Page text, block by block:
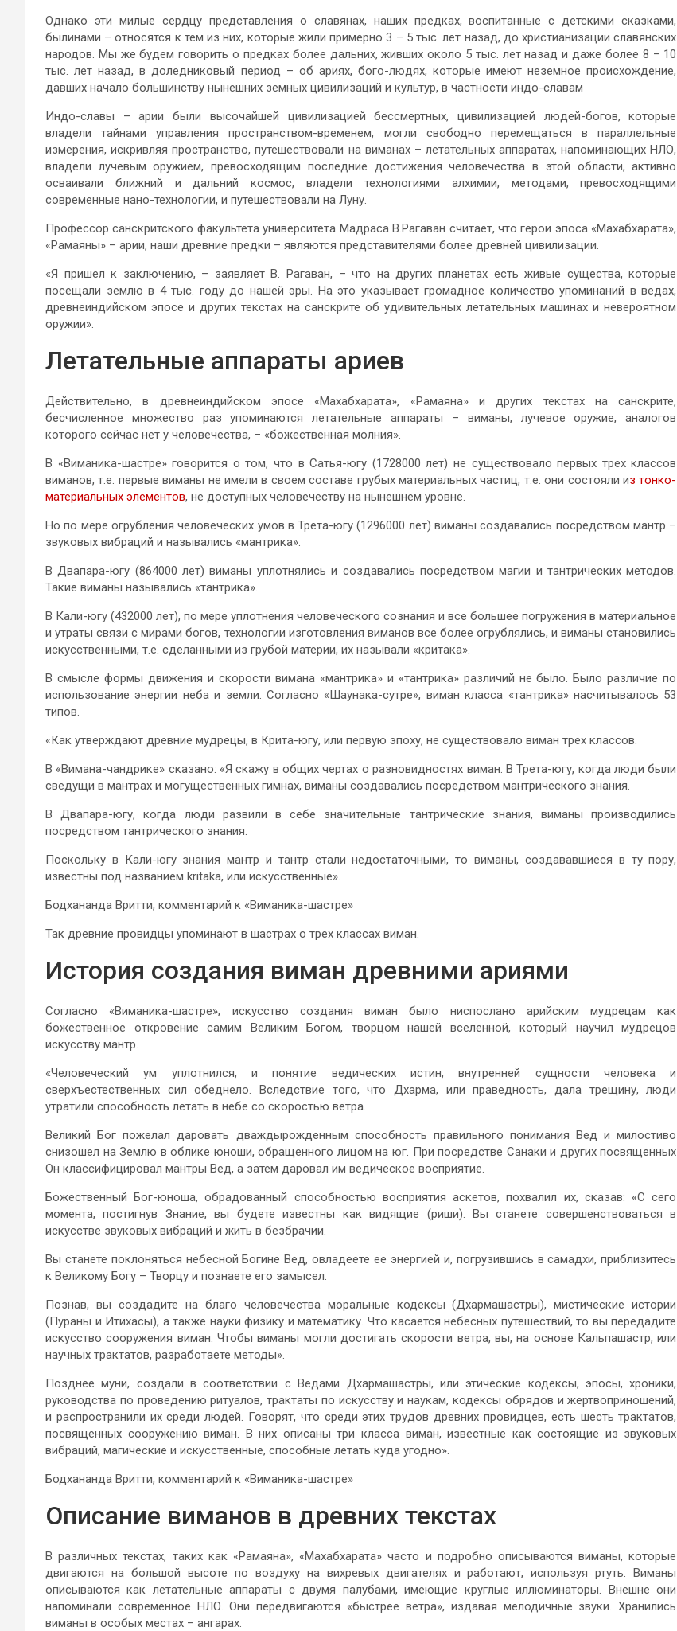
Однако эти милые сердцу представления о славянах, наших предках, воспитанные с детскими сказками,
былинами – относятся к тем из них, которые жили примерно 3 – 5 тыс. лет назад, до христианизации славянских
народов. Мы же будем говорить о предках более дальних, живших около 5 тыс. лет назад и даже более 8 – 10
тыс. лет назад, в доледниковый период – об ариях, бого-людях, которые имеют неземное происхождение,
давших начало большинству нынешних земных цивилизаций и культур, в частности индо-славам
Индо-славы – арии были высочайшей цивилизацией бессмертных, цивилизацией людей-богов, которые
владели тайнами управления пространством-временем, могли свободно перемещаться в параллельные
измерения, искривляя пространство, путешествовали на виманах – летательных аппаратах, напоминающих НЛО,
владели лучевым оружием, превосходящим последние достижения человечества в этой области, активно
осваивали ближний и дальний космос, владели технологиями алхимии, методами, превосходящими
современные нано-технологии, и путешествовали на Луну.
Профессор санскритского факультета университета Мадраса В.Рагаван считает, что герои эпоса «Махабхарата»,
«Рамаяны» – арии, наши древние предки – являются представителями более древней цивилизации.
«Я пришел к заключению, – заявляет В. Рагаван, – что на других планетах есть живые существа, которые
посещали землю в 4 тыс. году до нашей эры. На это указывает громадное количество упоминаний в ведах,
древнеиндийском эпосе и других текстах на санскрите об удивительных летательных машинах и невероятном
оружии».
Летательные аппараты ариев
Действительно, в древнеиндийском эпосе «Махабхарата», «Рамаяна» и других текстах на санскрите,
бесчисленное множество раз упоминаются летательные аппараты – виманы, лучевое оружие, аналогов
которого сейчас нет у человечества, – «божественная молния».
В «Виманика-шастре» говорится о том, что в Сатья-югу (1728000 лет) не существовало первых трех классов
виманов, т.е. первые виманы не имели в своем составе грубых материальных частиц, т.е. они состояли из тонко-
материальных элементов, не доступных человечеству на нынешнем уровне.
Но по мере огрубления человеческих умов в Трета-югу (1296000 лет) виманы создавались посредством мантр –
звуковых вибраций и назывались «мантрика».
В Двапара-югу (864000 лет) виманы уплотнялись и создавались посредством магии и тантрических методов.
Такие виманы назывались «тантрика».
В Кали-югу (432000 лет), по мере уплотнения человеческого сознания и все большее погружения в материальное
и утраты связи с мирами богов, технологии изготовления виманов все более огрублялись, и виманы становились
искусственными, т.е. сделанными из грубой материи, их называли «критака».
В смысле формы движения и скорости вимана «мантрика» и «тантрика» различий не было. Было различие по
использование энергии неба и земли. Согласно «Шаунака-сутре», виман класса «тантрика» насчитывалось 53
типов.
«Как утверждают древние мудрецы, в Крита-югу, или первую эпоху, не существовало виман трех классов.
В «Вимана-чандрике» сказано: «Я скажу в общих чертах о разновидностях виман. В Трета-югу, когда люди были
сведущи в мантрах и могущественных гимнах, виманы создавались посредством мантрического знания.
В Двапара-югу, когда люди развили в себе значительные тантрические знания, виманы производились
посредством тантрического знания.
Поскольку в Кали-югу знания мантр и тантр стали недостаточными, то виманы, создававшиеся в ту пору,
известны под названием kritaka, или искусственные».
Бодхананда Вритти, комментарий к «Виманика-шастре»
Так древние провидцы упоминают в шастрах о трех классах виман.
История создания виман древними ариями
Согласно «Виманика-шастре», искусство создания виман было ниспослано арийским мудрецам как
божественное откровение самим Великим Богом, творцом нашей вселенной, который научил мудрецов
искусству мантр.
«Человеческий ум уплотнился, и понятие ведических истин, внутренней сущности человека и
сверхъестественных сил обеднело. Вследствие того, что Дхарма, или праведность, дала трещину, люди
утратили способность летать в небе со скоростью ветра.
Великий Бог пожелал даровать дваждырожденным способность правильного понимания Вед и милостиво
снизошел на Землю в облике юноши, обращенного лицом на юг. При посредстве Санаки и других посвященных
Он классифицировал мантры Вед, а затем даровал им ведическое восприятие.
Божественный Бог-юноша, обрадованный способностью восприятия аскетов, похвалил их, сказав: «С сего
момента, постигнув Знание, вы будете известны как видящие (риши). Вы станете совершенствоваться в
искусстве звуковых вибраций и жить в безбрачии.
Вы станете поклоняться небесной Богине Вед, овладеете ее энергией и, погрузившись в самадхи, приблизитесь
к Великому Богу – Творцу и познаете его замысел.
Познав, вы создадите на благо человечества моральные кодексы (Дхармашастры), мистические истории
(Пураны и Итихасы), а также науки физику и математику. Что касается небесных путешествий, то вы передадите
искусство сооружения виман. Чтобы виманы могли достигать скорости ветра, вы, на основе Кальпашастр, или
научных трактатов, разработаете методы».
Позднее муни, создали в соответствии с Ведами Дхармашастры, или этические кодексы, эпосы, хроники,
руководства по проведению ритуалов, трактаты по искусству и наукам, кодексы обрядов и жертвоприношений,
и распространили их среди людей. Говорят, что среди этих трудов древних провидцев, есть шесть трактатов,
посвященных сооружению виман. В них описаны три класса виман, известные как состоящие из звуковых
вибраций, магические и искусственные, способные летать куда угодно».
Бодхананда Вритти, комментарий к «Виманика-шастре»
Описание виманов в древних текстах
В различных текстах, таких как «Рамаяна», «Махабхарата» часто и подробно описываются виманы, которые
двигаются на большой высоте по воздуху на вихревых двигателях и работают, используя ртуть. Виманы
описываются как летательные аппараты с двумя палубами, имеющие круглые иллюминаторы. Внешне они
напоминали современное НЛО. Они передвигаются «быстрее ветра», издавая мелодичные звуки. Хранились
виманы в особых местах – ангарах.